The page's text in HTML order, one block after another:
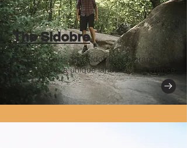
The Sidobre
Land of legends, the Sidobre is a granite
massif offering a unique landscape in France.